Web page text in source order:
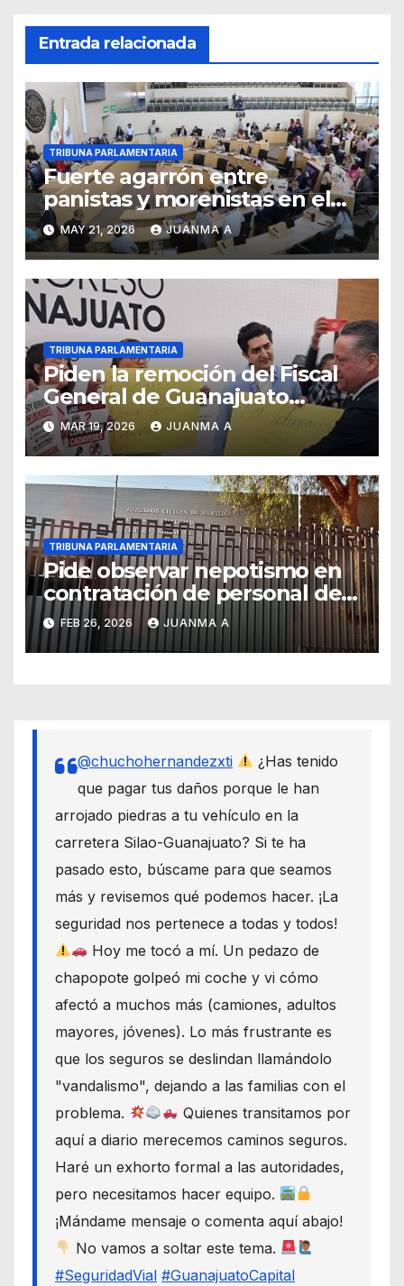
Entrada relacionada
TRIBUNA PARLAMENTARIA
Fuerte agarrón entre
panistas y morenistas en el
Congreso; se acusan de tener
narco gobiernos
MAY 21, 2026 JUANMA A
TRIBUNA PARLAMENTARIA
Piden la remoción del Fiscal
General de Guanajuato
Gerardo Vázquez Alatriste
MAR 19, 2026 JUANMA A
TRIBUNA PARLAMENTARIA
Pide observar nepotismo en
contratación de personal de
confianza del estado
FEB 26, 2026 JUANMA A
@chuchohernandezxti
¿Has tenido
que pagar tus daños porque le han
arrojado piedras a tu vehículo en la
carretera Silao-Guanajuato? Si te ha
pasado esto, búscame para que seamos
más y revisemos qué podemos hacer. ¡La
seguridad nos pertenece a todas y todos!
Hoy me tocó a mí. Un pedazo de
chapopote golpeó mi coche y vi cómo
afectó a muchos más (camiones, adultos
mayores, jóvenes). Lo más frustrante es
que los seguros se deslindan llamándolo
"vandalismo", dejando a las familias con el
problema.
Quienes transitamos por
aquí a diario merecemos caminos seguros.
Haré un exhorto formal a las autoridades,
pero necesitamos hacer equipo.
¡Mándame mensaje o comenta aquí abajo!
No vamos a soltar este tema.
#SeguridadVial #GuanajuatoCapital